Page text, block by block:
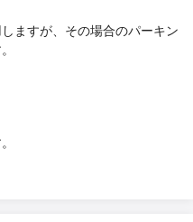
ますが、その場合のパーキン